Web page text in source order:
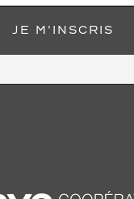
JE M'INSCRIS